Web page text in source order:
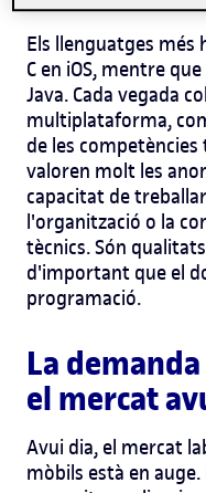
Els llenguatges més
C en iOS, mentre
Java. Cada vegada
multiplataforma,
de les competències
valoren molt les
capacitat de
l'organització o la
tècnics. Són
d'important que el
programació.
La
el mercat
Avui dia, el mercat
mòbils està en